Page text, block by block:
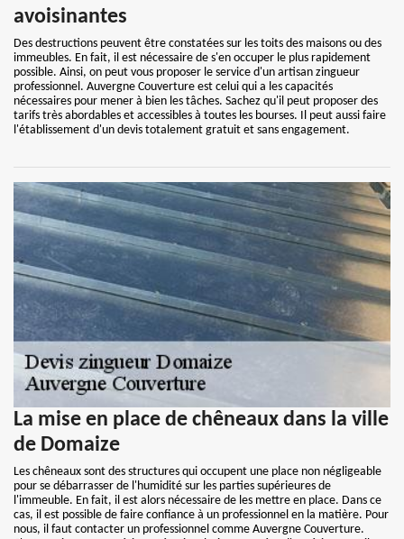
avoisinantes
Des destructions peuvent être constatées sur les toits des maisons ou des
immeubles. En fait, il est nécessaire de s'en occuper le plus rapidement
possible. Ainsi, on peut vous proposer le service d'un artisan zingueur
professionnel. Auvergne Couverture est celui qui a les capacités
nécessaires pour mener à bien les tâches. Sachez qu'il peut proposer des
tarifs très abordables et accessibles à toutes les bourses. Il peut aussi faire
l'établissement d'un devis totalement gratuit et sans engagement.
La mise en place de chêneaux dans la ville
de Domaize
Les chêneaux sont des structures qui occupent une place non négligeable
pour se débarrasser de l'humidité sur les parties supérieures de
l'immeuble. En fait, il est alors nécessaire de les mettre en place. Dans ce
cas, il est possible de faire confiance à un professionnel en la matière. Pour
nous, il faut contacter un professionnel comme Auvergne Couverture.